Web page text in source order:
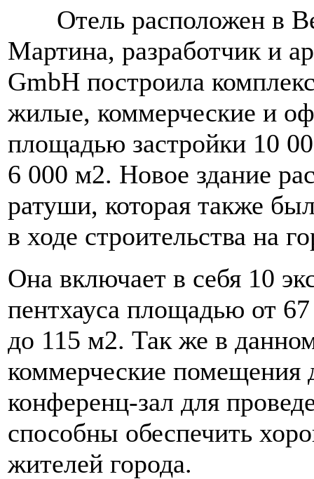
Отель расположен в
Мартина, разработчик и
GmbH построила
жилые, коммерческие и
площадью застройки 10
6 000 м2. Новое здание
ратуши, которая также
в ходе строительства на
Она включает в себя 10
пентхауса площадью от
до 115 м2. Так же в
коммерческие помещения
конференц-зал для
способны обеспечить
жителей города.